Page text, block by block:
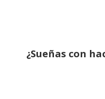
¿Sueñas con